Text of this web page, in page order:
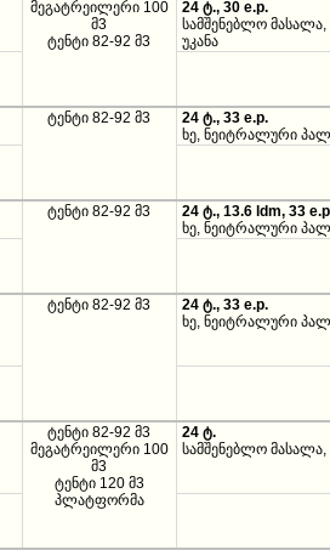
მეგატრეილერი 100
მ3
ტენტი 82-92 მ3
24 ტ., 30 e.p.
სამშენებლო
უკანა
ტენტი 82-92 მ3
24 ტ., 33 e.p.
ხე, ნეიტრალური
ტენტი 82-92 მ3
24 ტ., 13.6 ldm, 33
ხე, ნეიტრალური
ტენტი 82-92 მ3
24 ტ., 33 e.p.
ხე, ნეიტრალური
ტენტი 82-92 მ3
მეგატრეილერი 100
მ3
ტენტი 120 მ3
პლატფორმა
24 ტ.
სამშენებლო